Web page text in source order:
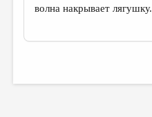
волна накрывает лягушку.